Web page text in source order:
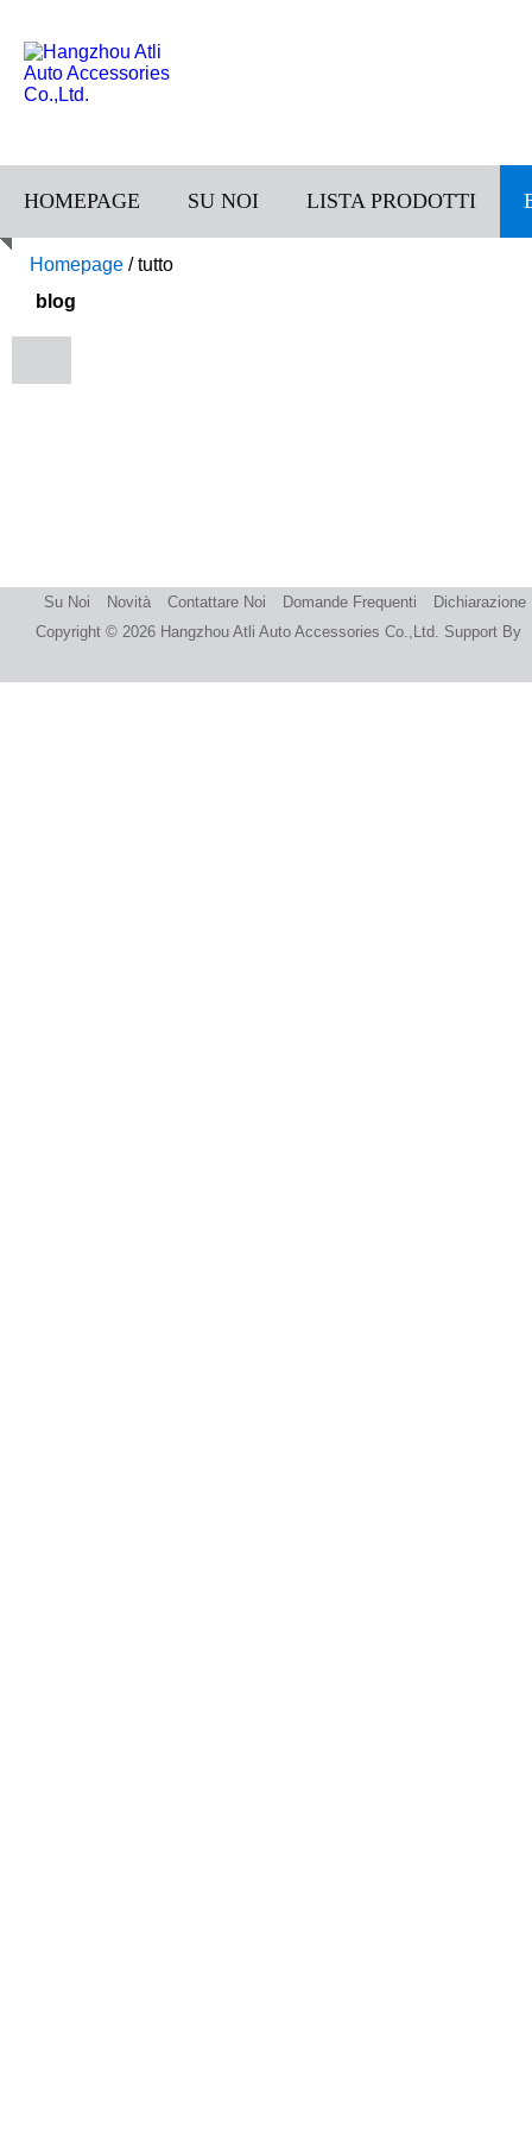
HOMEPAGE SU NOI LISTA PRODOTTI
Homepage /tutto
blog
Su Noi Novità Contattare Noi Domande Frequenti
Copyright © 2026 Hangzhou Atli Auto Accessories Co.,Ltd. Support By